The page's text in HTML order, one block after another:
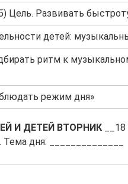
Цель. Развивать
детей:
ритм к
режим дня»
И ДЕТЕЙ ВТОРНИК __18
дня: ______________